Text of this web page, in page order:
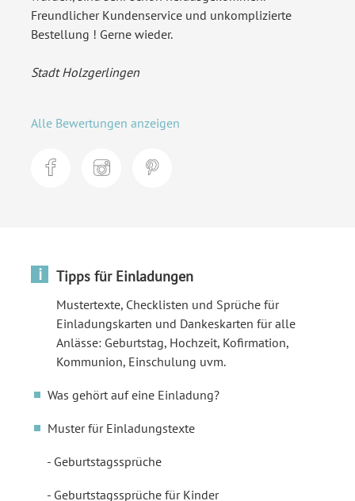
Freundlicher Kundenservice und unkomplizierte
Bestellung ! Gerne wieder.
Stadt Holzgerlingen
Alle Bewertungen anzeigen
i Tipps für Einladungen
Mustertexte, Checklisten und Sprüche für
Einladungskarten und Dankeskarten für alle
Anlässe: Geburtstag, Hochzeit, Kofirmation,
Kommunion, Einschulung uvm.
Was gehört auf eine Einladung?
Muster für Einladungstexte
Geburtstagssprüche
Geburtstagssprüche für Kinder